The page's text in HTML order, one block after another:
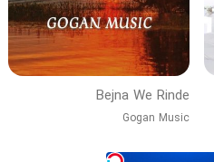
Bejna We Rinde
Gogan Music